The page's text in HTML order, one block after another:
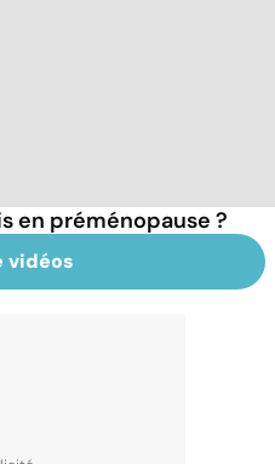
en préménopause ?
vidéos